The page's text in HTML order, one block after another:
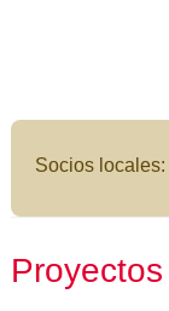
Socios locales:
Proyectos